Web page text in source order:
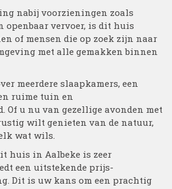
nabij voorzieningen zoals
openbaar vervoer, is dit huis
of mensen die op zoek zijn naar
met alle gemakken binnen
meerdere slaapkamers, een
ruime tuin en
Of u nu van gezellige avonden met
wilt genieten van de natuur,
wat wils.
huis in Aalbeke is zeer
een uitstekende prijs-
Dit is uw kans om een prachtig